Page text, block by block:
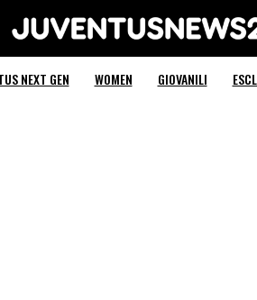
Juventus News 24
NEXT GEN WOMEN GIOVANILI